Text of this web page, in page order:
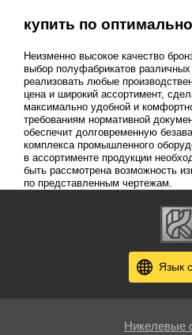
купить по
Неизменно высокое качество
выбор полуфабрикатов
реализовать любые
цена и широкий ассортимент,
максимально удобной и
требованиям нормативной
обеспечит долговременную
комплекса промышленного
в ассортименте продукции
быть рассмотрена возможность
по представленным чертежам.
Язык
Никелевые